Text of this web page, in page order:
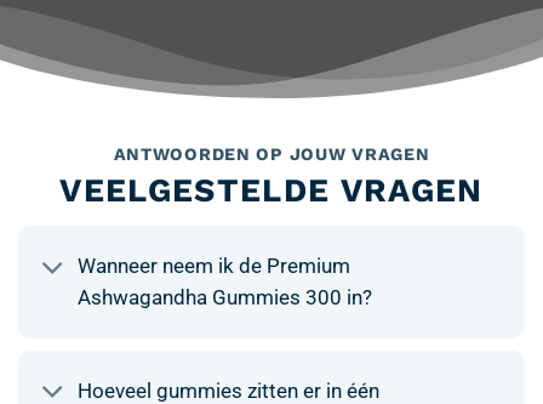
ANTWOORDEN OP JOUW VRAGEN
VEELGESTELDE VRAGEN
Wanneer neem ik de Premium
Ashwagandha Gummies 300 in?
Hoeveel gummies zitten er in één